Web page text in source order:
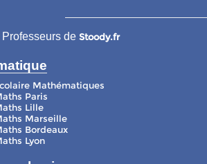
de Stoody.fr
Mathématiques
Paris
Lille
Marseille
Bordeaux
Lyon